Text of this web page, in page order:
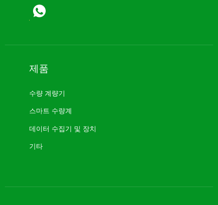
제품
수량 계량기
스마트 수량계
데이터 수집기 ​​및 장치
기타